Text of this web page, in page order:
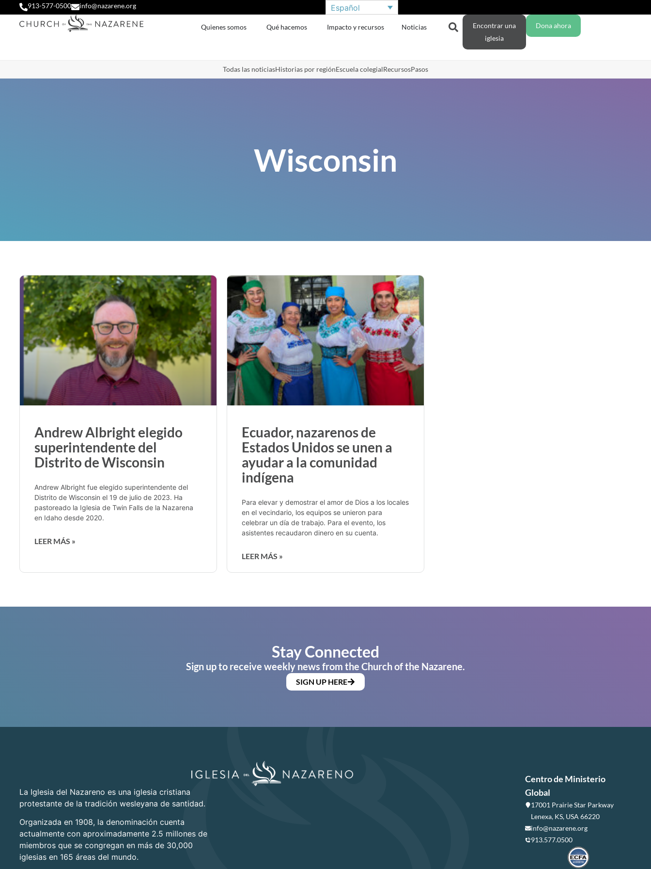
913-577-0500 info@nazarene.org Español
Quienes somos Qué hacemos Impacto y recursos Noticias
Encontrar una
iglesia
Dona ahora
Todas las noticiasHistorias por regiónEscuela colegialRecursosPasos
Wisconsin
Andrew Albright elegido
superintendente del
Distrito de Wisconsin
Andrew Albright fue elegido superintendente del
Distrito de Wisconsin el 19 de julio de 2023. Ha
pastoreado la Iglesia de Twin Falls de la Nazarena
en Idaho desde 2020.
LEER MÁS »
Ecuador, nazarenos de
Estados Unidos se unen a
ayudar a la comunidad
indígena
Para elevar y demostrar el amor de Dios a los locales
en el vecindario, los equipos se unieron para
celebrar un día de trabajo. Para el evento, los
asistentes recaudaron dinero en su cuenta.
LEER MÁS »
Stay Connected
Sign up to receive weekly news from the Church of the Nazarene.
SIGN UP HERE
La Iglesia del Nazareno es una iglesia cristiana
protestante de la tradición wesleyana de santidad.
Organizada en 1908, la denominación cuenta
actualmente con aproximadamente 2.5 millones de
miembros que se congregan en más de 30,000
iglesias en 165 áreas del mundo.
Centro de Ministerio
Global
17001 Prairie Star Parkway
Lenexa, KS, USA 66220
info@nazarene.org
913.577.0500